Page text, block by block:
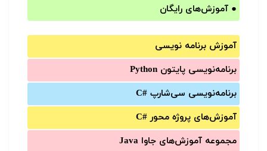
● آموزش‌های رایگان
آموزش برنامه نویسی
برنامه‌نویسی پایتون Python
برنامه‌‌نویسی سی‌شارپ C#‎
آموزش‌های پروژه محور #C
مجموعه آموزش‌های جاوا Java